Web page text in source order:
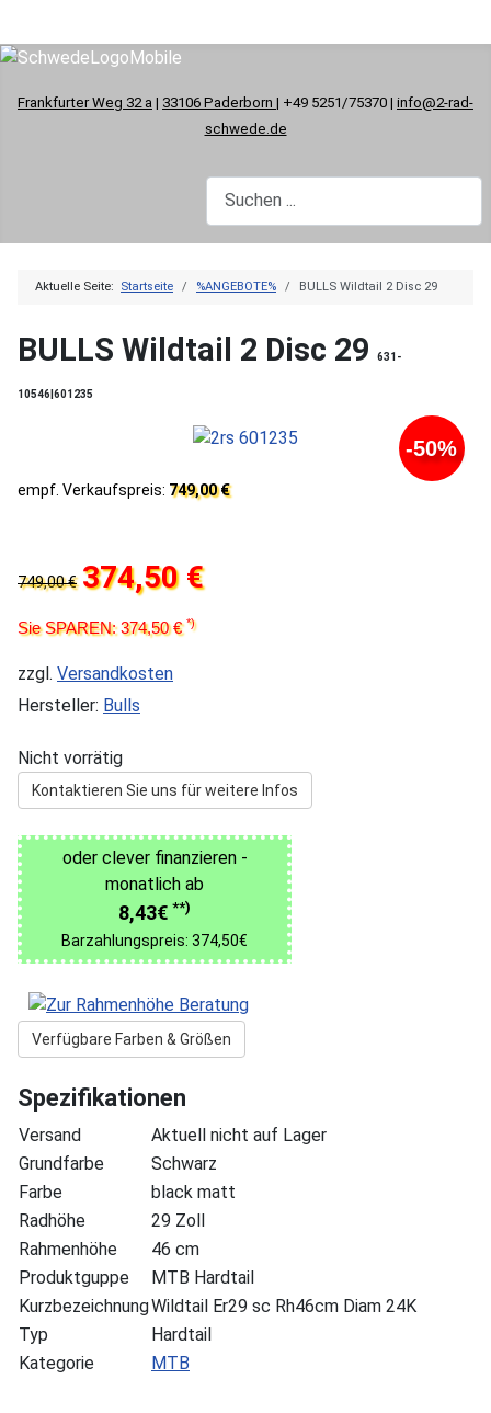
Frankfurter Weg 32 a | 33106 Paderborn | +49 5251/75370 | info@2-rad-
schwede.de
Aktuelle Seite: Startseite %ANGEBOTE% BULLS Wildtail 2 Disc 29
BULLS Wildtail 2 Disc 29 631-
10546|601235
-50%
empf. Verkaufspreis: 749,00 €
749,00 € 374,50 €
Sie SPAREN: 374,50 €*)
zzgl. Versandkosten
Hersteller: Bulls
Nicht vorrätig
Kontaktieren Sie uns für weitere Infos
oder clever finanzieren -
monatlich ab
8,43€ **)
Barzahlungspreis: 374,50€
Verfügbare Farben & Größen
Spezifikationen
Versand
Aktuell nicht auf Lager
Grundfarbe
Schwarz
Farbe
black matt
Radhöhe
29 Zoll
Rahmenhöhe
46 cm
Produktguppe
MTB Hardtail
KurzbezeichnungWildtail Er29 sc Rh46cm Diam 24K
Typ
Hardtail
Kategorie
MTB